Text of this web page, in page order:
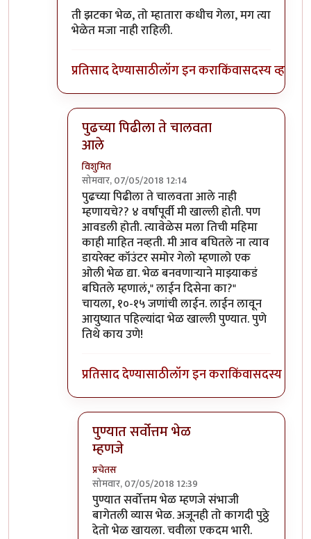
ती झटका भेळ, तो म्हातारा कधीच गेला, मग त्या
भेळेत मजा नाही राहिली.
प्रतिसाद देण्यासाठीलॉग इन कराकिंवासदस्य व्हा
पुढच्या पिढीला ते चालवता
आले
विशुमित
सोमवार, 07/05/2018 12:14
In reply toशिवाजीनगर रेल्वे स्टेशनच्या
पुढच्या पिढीला ते चालवता आले नाही
म्हणायचे?? ४ वर्षांपूर्वी मी खाल्ली होती. पण
आवडली होती. त्यावेळेस मला तिची महिमा
काही माहित नव्हती. मी आव बघितले ना त्याव
डायरेक्ट कॉउंटर समोर गेलो म्हणालो एक
ओली भेळ द्या. भेळ बनवणाऱ्याने माझ्याकडं
बघितले म्हणालं," लाईन दिसेना का?"
चायला, १०-१५ जणांची लाईन. लाईन लावून
आयुष्यात पहिल्यांदा भेळ खाल्ली पुण्यात. पुणे
तिथे काय उणे!
प्रतिसाद देण्यासाठीलॉग इन कराकिंवासदस्य व्हा
पुण्यात सर्वोत्तम भेळ
म्हणजे
प्रचेतस
सोमवार, 07/05/2018 12:39
In reply toपुढच्या पिढीला ते चालवता आले
पुण्यात सर्वोत्तम भेळ म्हणजे संभाजी
बागेतली व्यास भेळ. अजूनही तो कागदी पुठ्ठे
देतो भेळ खायला. चवीला एकदम भारी.